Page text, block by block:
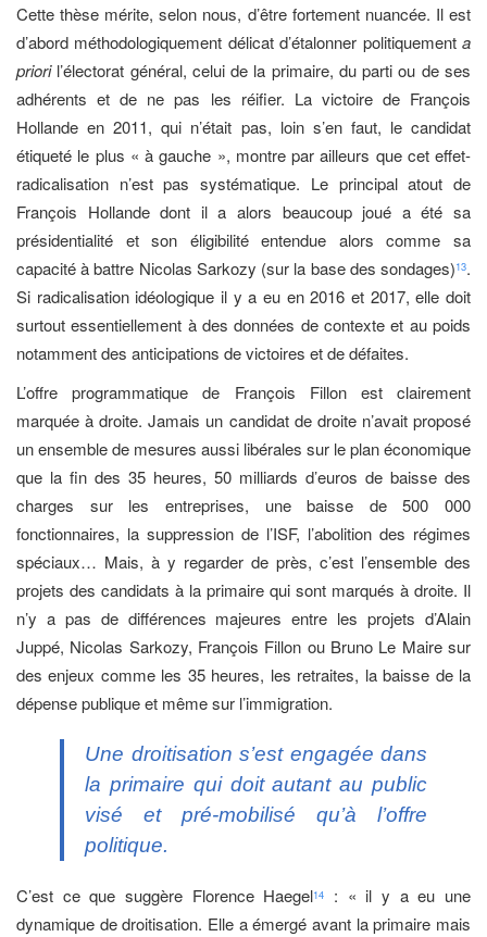
Cette thèse mérite, selon nous, d’être fortement nuancée. Il est
d’abord méthodologiquement délicat d’étalonner politiquement a
prioril’électorat général, celui de la primaire, du parti ou de ses
adhérents et de ne pas les réifier. La victoire de François
Hollande en 2011, qui n’était pas, loin s’en faut, le candidat
étiqueté le plus « à gauche », montre par ailleurs que cet effet-
radicalisation n’est pas systématique. Le principal atout de
François Hollande dont il a alors beaucoup joué a été sa
présidentialité et son éligibilité entendue alors comme sa
capacité à battre Nicolas Sarkozy (sur la base des sondages)13.
Si radicalisation idéologique il y a eu en 2016 et 2017, elle doit
surtout essentiellement à des données de contexte et au poids
notamment des anticipations de victoires et de défaites.
L’offre programmatique de François Fillon est clairement
marquée à droite. Jamais un candidat de droite n’avait proposé
un ensemble de mesures aussi libérales sur le plan économique
que la fin des 35 heures, 50 milliards d’euros de baisse des
charges sur les entreprises, une baisse de 500 000
fonctionnaires, la suppression de l’ISF, l’abolition des régimes
spéciaux… Mais, à y regarder de près, c’est l’ensemble des
projets des candidats à la primaire qui sont marqués à droite. Il
n’y a pas de différences majeures entre les projets d’Alain
Juppé, Nicolas Sarkozy, François Fillon ou Bruno Le Maire sur
des enjeux comme les 35 heures, les retraites, la baisse de la
dépense publique et même sur l’immigration.
Une droitisation s’est engagée dans
la primaire qui doit autant au public
visé et pré-mobilisé qu’à l’offre
politique.
C’est ce que suggère Florence Haegel14
: « il y a eu une
dynamique de droitisation. Elle a émergé avant la primaire mais